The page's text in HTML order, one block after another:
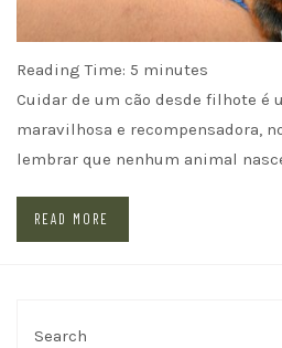
Reading Time: 5 minutes
Cuidar de um cão desde filhote é
maravilhosa e recompensadora,
lembrar que nenhum animal
READ MORE
Search